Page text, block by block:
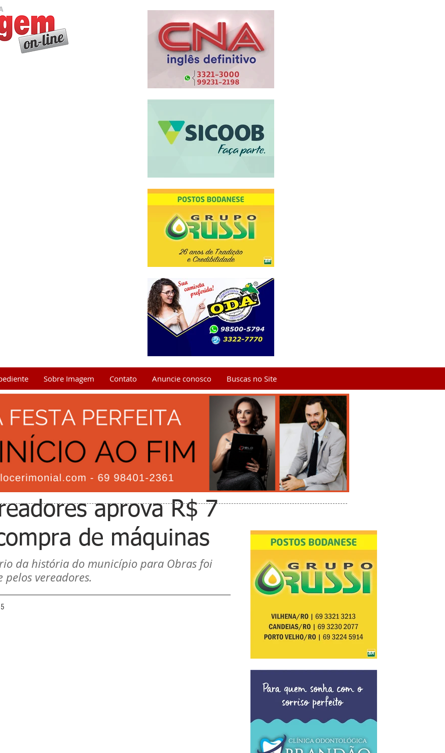
Sobre Imagem Contato Anuncie conosco Buscas no Site
aprova R$ 7
de máquinas
da história do município para Obras foi
vereadores.